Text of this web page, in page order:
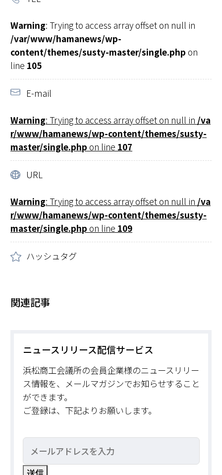
Warning: Trying to access array offset on null in
/var/www/hamanews/wp-
content/themes/susty-master/single.php on
line 105
E-mail
Warning: Trying to access array offset on null in /va
r/www/hamanews/wp-content/themes/susty-
master/single.php on line 107
URL
Warning: Trying to access array offset on null in /va
r/www/hamanews/wp-content/themes/susty-
master/single.php on line 109
ハッシュタグ
関連記事
ニュースリリース配信サービス
浜松商工会議所の会員企業様のニュースリリー
ス情報を、メールマガジンでお知らせすること
ができます。
ご登録は、下記よりお願いします。